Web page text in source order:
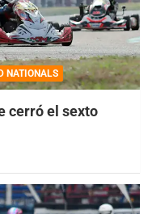
NATIONALS
cerró el sexto